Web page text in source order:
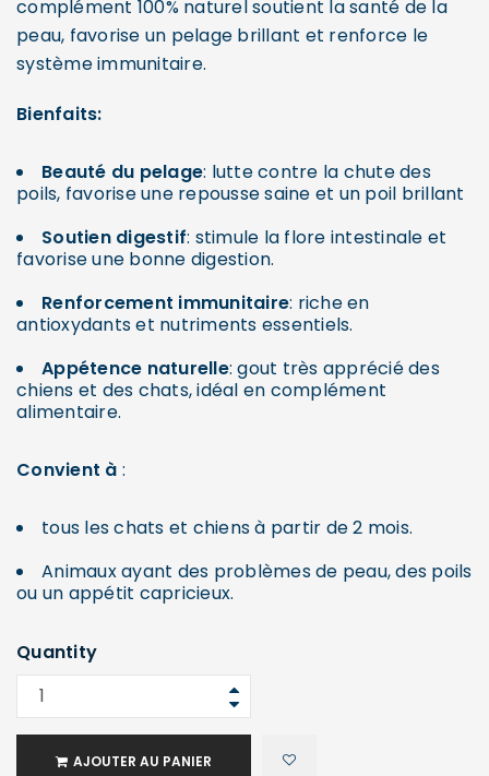
complément 100% naturel soutient la santé de la
peau, favorise un pelage brillant et renforce le
système immunitaire.
Bienfaits:
Beauté du pelage: lutte contre la chute des
poils, favorise une repousse saine et un poil brillant
Soutien digestif: stimule la flore intestinale et
favorise une bonne digestion.
Renforcement immunitaire: riche en
antioxydants et nutriments essentiels.
Appétence naturelle: gout très apprécié des
chiens et des chats, idéal en complément
alimentaire.
Convient à :
tous les chats et chiens à partir de 2 mois.
Animaux ayant des problèmes de peau, des poils
ou un appétit capricieux.
Quantity
AJOUTER AU PANIER